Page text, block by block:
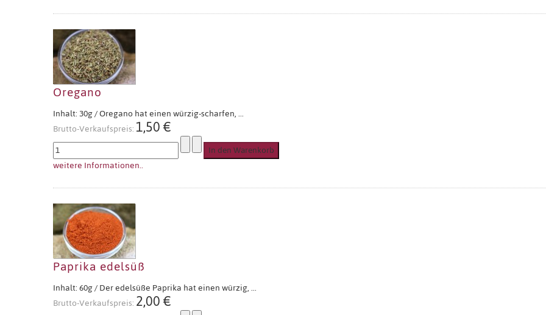
Oregano
Inhalt: 30g / Oregano hat einen würzig-scharfen, ...
Brutto-Verkaufspreis:1,50 €
weitere Informationen..
Paprika edelsüß
Inhalt: 60g / Der edelsüße Paprika hat einen würzig, ...
Brutto-Verkaufspreis:2,00 €